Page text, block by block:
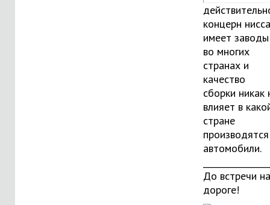
концерн
имеет заводы
во многих
странах и
качество
сборки никак
влияет в
стране
производятся
автомобили.
До встречи на
дороге!